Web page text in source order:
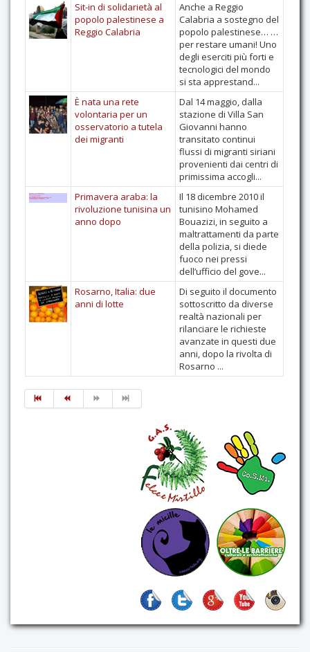
Sit-in di solidarietà al
popolo palestinese a
Reggio Calabria
Anche a Reggio
Calabria a sostegno del
popolo palestinese… …
per restare umani! Uno
degli eserciti più forti e
tecnologici del mondo
si sta apprestand...
È nata una rete
volontaria per un
osservatorio a tutela
dei migranti
Dal 14 maggio, dalla
stazione di Villa San
Giovanni hanno
transitato continui
flussi di migranti siriani
provenienti dai centri di
primissima accogli...
Primavera araba: la
rivoluzione tunisina un
anno dopo
Il 18 dicembre 2010 il
tunisino Mohamed
Bouazizi, in seguito a
maltrattamenti da parte
della polizia, si diede
fuoco nei pressi
dell’ufficio del gove...
Rosarno, Italia: due
anni di lotte
Di seguito il documento
sottoscritto da diverse
realtà nazionali per
rilanciare le richieste
avanzate in questi due
anni, dopo la rivolta di
Rosarno ...